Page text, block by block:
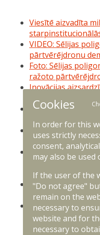
Viesītē aizvadīta
VIDEO: Sēlijas
pārtvērējdronu
Foto: Sēlijas
ražoto
Inovācijas
demonstrēs
Sēlijā notiek
aizsardzības
"Sargs.lv"
dronu testi ar
Video: Latvija un
kopīgās mācībās
infrastruktūru
Foto: Valsts
Sēlijas poligonā
Video: Uzzini, kā
bruņutehnikas
"Sēlija"
Cookies
In order for this
uses strictly
consent,
may also be used
If the user of the
"Do not agree"
remain on the
necessary to
website and for
necessary to